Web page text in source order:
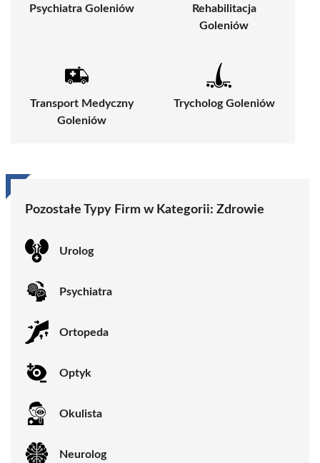
Psychiatra Goleniów
Rehabilitacja
Goleniów
Transport Medyczny
Goleniów
Trycholog Goleniów
Pozostałe Typy Firm w Kategorii: Zdrowie
Urolog
Psychiatra
Ortopeda
Optyk
Okulista
Neurolog